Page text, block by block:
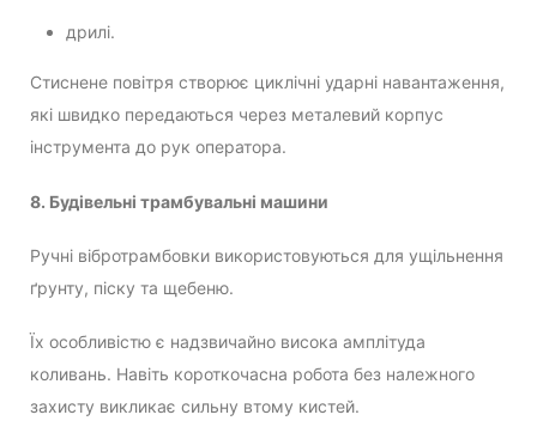
дрилі.
Стиснене повітря створює циклічні ударні навантаження,
які швидко передаються через металевий корпус
інструмента до рук оператора.
8. Будівельні трамбувальні машини
Ручні вібротрамбовки використовуються для ущільнення
ґрунту, піску та щебеню.
Їх особливістю є надзвичайно висока амплітуда
коливань. Навіть короткочасна робота без належного
захисту викликає сильну втому кистей.